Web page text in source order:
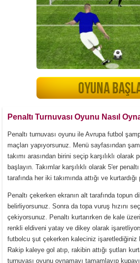
Penaltı Turnuvası Oyunu Nasıl
Penaltı turnuvası oyunu ile Avrupa futbol
maçları yapıyorsunuz. Menü sayfasından
takımı arasından birini seçip karşılıklı olarak
başlayın. Takımlar karşılıklı olarak 5'er
tarafında her iki takımında attığı ve
Penaltı çekerken ekranın alt tarafında topun
belirliyorsunuz. Sonra da topa vuruş hızını
çekiyorsunuz. Penaltı kurtarırken de kale
renkli eldiveni yatay ve dikey olarak
futbolcu şut çekerken kaleciniz işaretlediğiniz
Rakip kaleye gol atıp, rakibin attığı şutları
turnuvası oyunu oynamayı tamamlayıp